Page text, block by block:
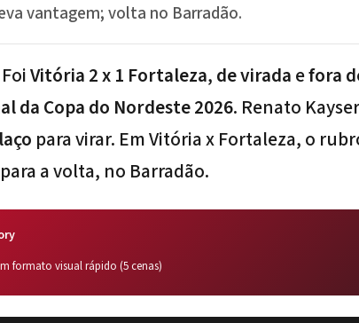
vantagem; volta no Barradão.
Vitória 2 x 1 Fortaleza,de viradaefora
da Copa do Nordeste 2026. Renato Kayser
para virar. EmVitória x Fortaleza, o
a volta, no Barradão.
formato visual rápido (5 cenas)